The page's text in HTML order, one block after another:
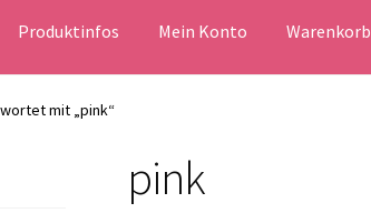
Produktinfos Mein Konto Warenkorb
Versandbedingungen
mit „pink“
pink